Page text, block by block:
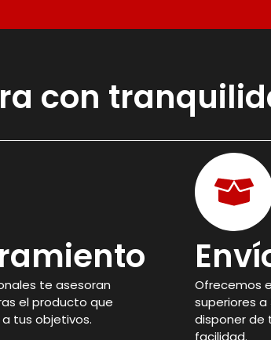
con
te asesoran
el producto que
tus objetivos.
Ofrecemos
superiores
disponer de
facilidad.